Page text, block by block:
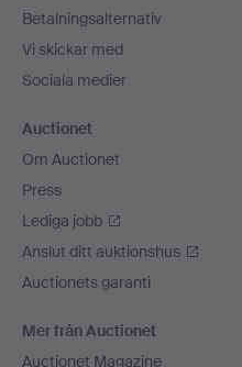
Betalningsalternativ
Vi skickar med
Sociala medier
Auctionet
Om Auctionet
Press
Lediga jobb
Anslut ditt auktionshus
Auctionets garanti
Mer från Auctionet
Auctionet Magazine